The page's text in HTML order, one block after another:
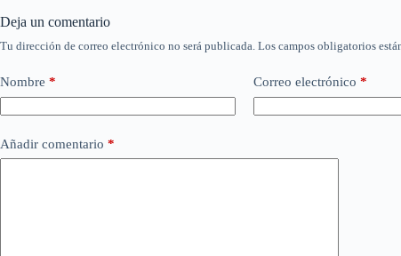
Deja un comentario
Tu dirección de correo electrónico no será publicada. Los campos obligatorios
Nombre * Correo electrónico *
Añadir comentario *